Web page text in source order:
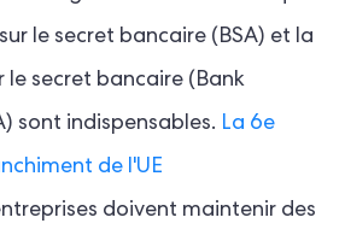
le secret bancaire (BSA) et la
le secret bancaire (Bank
sont indispensables. La 6e
de l'UE
doivent maintenir des